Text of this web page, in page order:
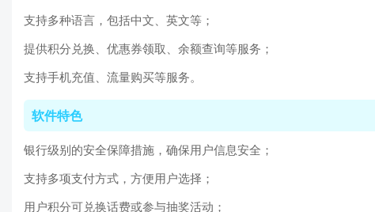
支持多种语言，包括中文、英文等；
提供积分兑换、优惠券领取、余额查询等服务；
支持手机充值、流量购买等服务。
软件特色
银行级别的安全保障措施，确保用户信息安全；
支持多项支付方式，方便用户选择；
用户积分可兑换话费或参与抽奖活动；